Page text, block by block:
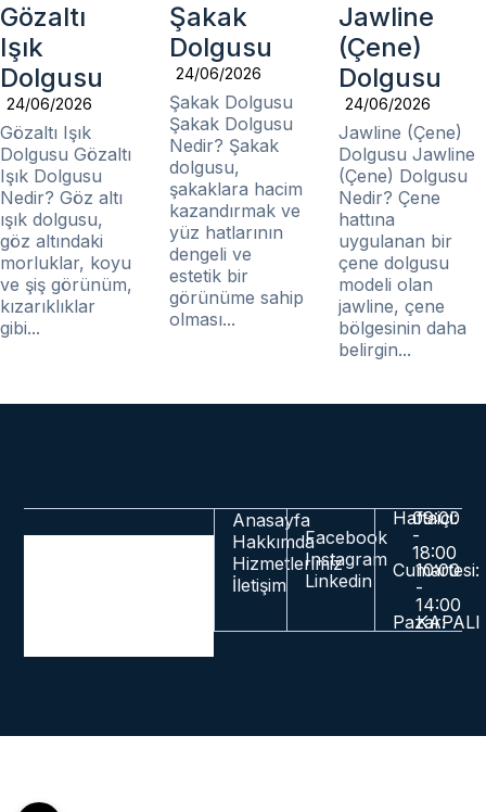
Gözaltı
Işık
Dolgusu
24/06/2026
Gözaltı Işık
Dolgusu Gözaltı
Işık Dolgusu
Nedir? Göz altı
ışık dolgusu,
göz altındaki
morluklar, koyu
ve şiş görünüm,
kızarıklıklar
gibi...
Şakak
Dolgusu
24/06/2026
Şakak Dolgusu
Şakak Dolgusu
Nedir? Şakak
dolgusu,
şakaklara hacim
kazandırmak ve
yüz hatlarının
dengeli ve
estetik bir
görünüme sahip
olması...
Jawline
(Çene)
Dolgusu
24/06/2026
Jawline (Çene)
Dolgusu Jawline
(Çene) Dolgusu
Nedir? Çene
hattına
uygulanan bir
çene dolgusu
modeli olan
jawline, çene
bölgesinin daha
belirgin...
Anasayfa
Hakkımda
Hizmetlerimiz
İletişim
Facebook
Instagram
Linkedin
Haftaiçi:
09:00
-
18:00
Cumartesi:
10:00
-
14:00
Pazar:
KAPALI